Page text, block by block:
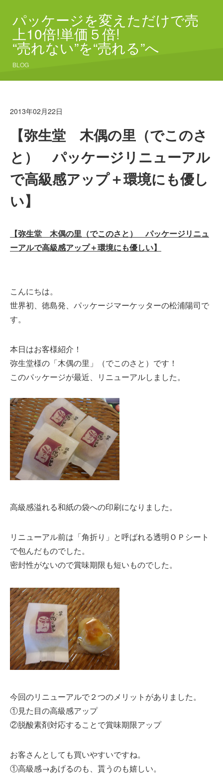
パッケージを変えただけで売
上10倍!単価５倍!
“売れない”を“売れる”へ
BLOG
2013年02月22日
【弥生堂 木偶の里（でこのさ
と） パッケージリニューアル
で高級感アップ＋環境にも優し
い】
【弥生堂 木偶の里（でこのさと） パッケージリニュ
ーアルで高級感アップ＋環境にも優しい】
こんにちは。
世界初、徳島発、パッケージマーケッターの松浦陽司で
す。
本日はお客様紹介！
弥生堂様の「木偶の里」（でこのさと）です！
このパッケージが最近、リニューアルしました。
高級感溢れる和紙の袋への印刷になりました。
リニューアル前は「角折り」と呼ばれる透明ＯＰシート
で包んだものでした。
密封性がないので賞味期限も短いものでした。
今回のリニューアルで２つのメリットがありました。
①見た目の高級感アップ
②脱酸素剤対応することで賞味期限アップ
お客さんとしても買いやすいですね。
①高級感→あげるのも、貰うのも嬉しい。